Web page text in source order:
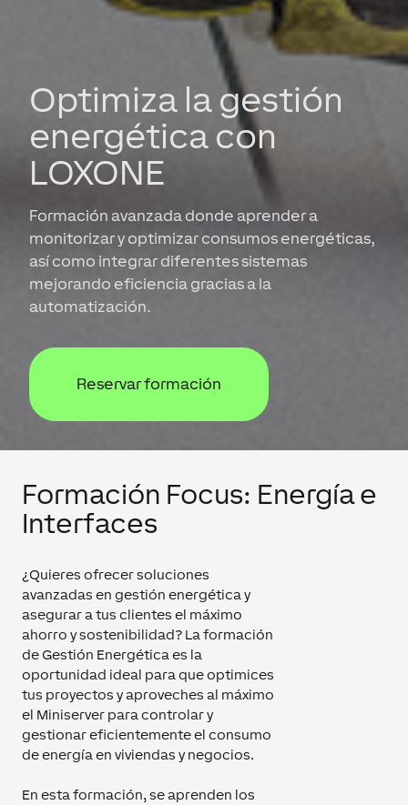
Optimiza la gestión
energética con
LOXONE
Formación avanzada donde aprender a
monitorizar y optimizar consumos energéticas,
así como integrar diferentes sistemas
mejorando eficiencia gracias a la
automatización.
Reservar formación
Formación Focus: Energía e
Interfaces
¿Quieres ofrecer soluciones
avanzadas en gestión energética y
asegurar a tus clientes el máximo
ahorro y sostenibilidad? La formación
de Gestión Energética es la
oportunidad ideal para que optimices
tus proyectos y aproveches al máximo
el Miniserver para controlar y
gestionar eficientemente el consumo
de energía en viviendas y negocios.
En esta formación, se aprenden los